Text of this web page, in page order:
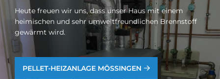
Heute freuen wir uns, dass unser Haus mit einem
heimischen und sehr umweltfreundlichen Brennstoff
gewärmt wird.
PEL­LET-HEIZ­AN­LA­GE MÖ­SSIN­GEN